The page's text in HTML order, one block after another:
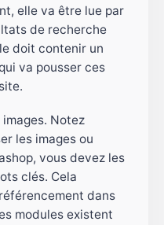
elle va être lue par
de recherche
doit contenir un
va pousser ces
Notez
les images ou
vous devez les
clés. Cela
dans
modules existent